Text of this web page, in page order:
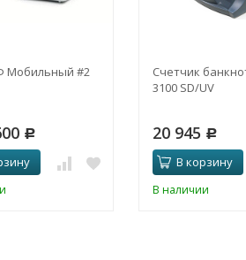
Мобильный #2
Р
Счетчик
3100 SD/UV
20 945 Р
В корзину
В наличии